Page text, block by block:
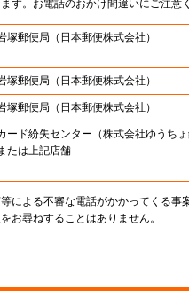
。お電話のおかけ間違いにご注意
塚郵便局 （日本郵便株式会社）
塚郵便局 （日本郵便株式会社）
塚郵便局 （日本郵便株式会社）
ード紛失センター （株式会社ゆうちょ
たは上記店舗
による不審な電話がかかってくる事
お尋ねすることはありません。